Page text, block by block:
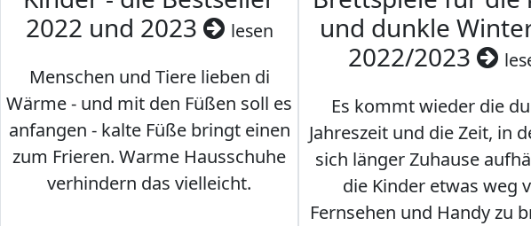
2022 und 2023
lesen
Menschen und Tiere lieben di
Wärme - und mit den Füßen soll es
anfangen - kalte Füße bringt einen
zum Frieren. Warme Hausschuhe
verhindern das vielleicht.
und dunkle
2022/2023
Es kommt wieder die
Jahreszeit und die Zeit, in
sich länger Zuhause
die Kinder etwas weg
Fernsehen und Handy zu